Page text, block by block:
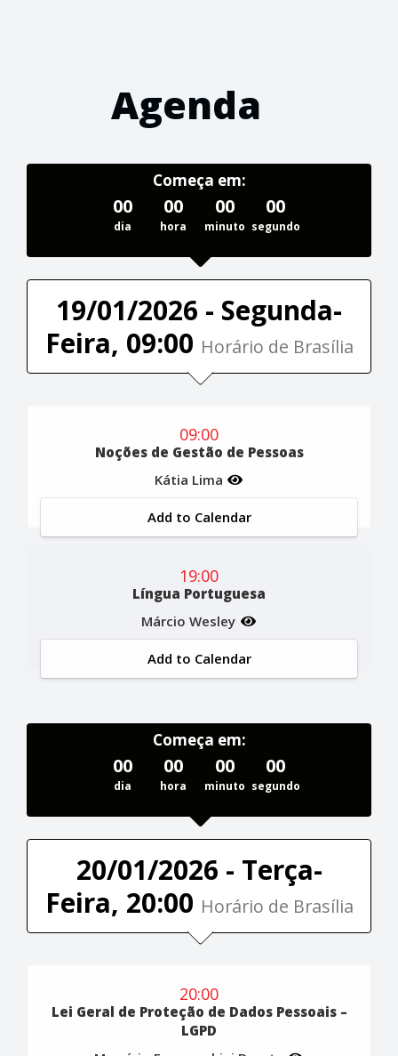
Agenda
Começa em:
00
dia
00
hora
00
minuto
00
segundo
19/01/2026 - Segunda-
Feira, 09:00 Horário de Brasília
09:00
Noções de Gestão de Pessoas
Kátia Lima
Add to Calendar
19:00
Língua Portuguesa
Márcio Wesley
Add to Calendar
Começa em:
00
dia
00
hora
00
minuto
00
segundo
20/01/2026 - Terça-
Feira, 20:00 Horário de Brasília
20:00
Lei Geral de Proteção de Dados Pessoais –
LGPD